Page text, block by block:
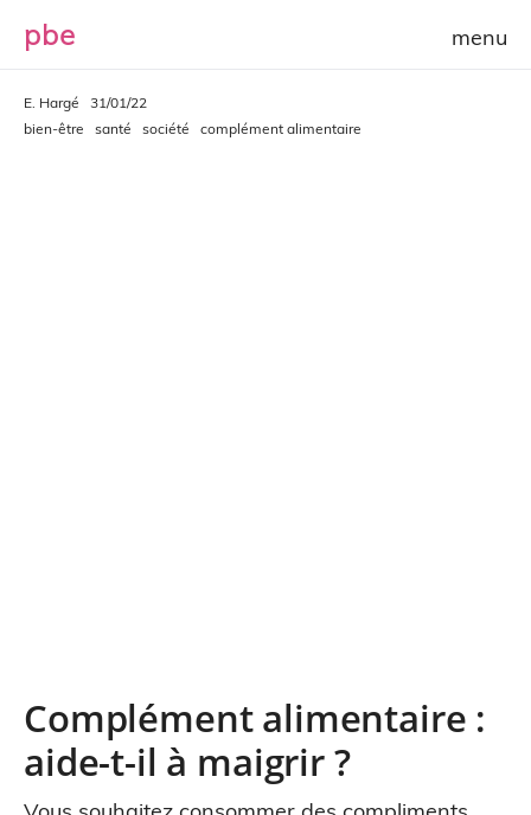
pbe
E. Hargé
31/01/22
bien-être
santé société complément alimentaire
Complément alimentaire :
aide-t-il à maigrir ?